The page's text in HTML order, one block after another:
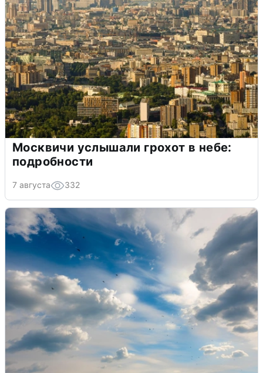
Москвичи услышали грохот в небе:
подробности
7 августа 332